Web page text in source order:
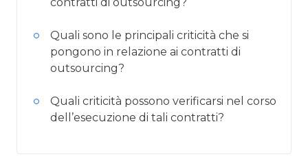
Quali sono le principali criticità che si
pongono in relazione ai contratti di
outsourcing?
Quali criticità possono verificarsi nel corso
dell’esecuzione di tali contratti?